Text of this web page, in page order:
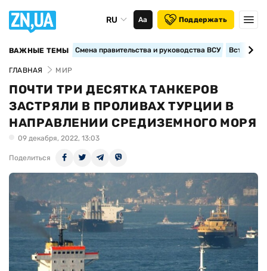
RU Аа Поддержать
ВАЖНЫЕ ТЕМЫ Смена правительства и руководства ВСУ
ГЛАВНАЯ МИР
ПОЧТИ ТРИ ДЕСЯТКА ТАНКЕРОВ
ЗАСТРЯЛИ В ПРОЛИВАХ ТУРЦИИ В
НАПРАВЛЕНИИ СРЕДИЗЕМНОГО МОРЯ
09 декабря, 2022, 13:03
Поделиться